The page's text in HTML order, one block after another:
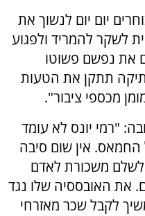
יום יום לנשוך את
לשקר להמריד ולפגוע
את נפשם פשוטו
תתקן את הטעות
מכספי ציבור".
"רמי יונס לא עומד
החמאס. אין שום סיבה
משכורת לאדם
את האובססיה שלו נגד
לקבל שכר מאזרחי